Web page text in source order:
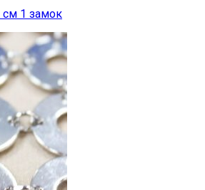
см 1 замок